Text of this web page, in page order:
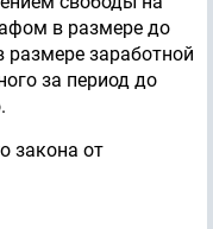
в размере до
размере заработной
за период до
закона от